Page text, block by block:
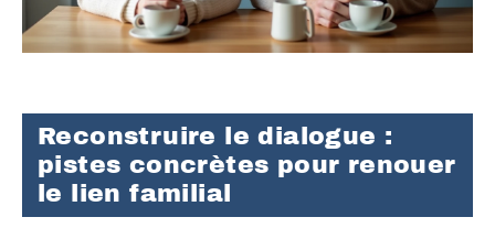
Reconstruire le dialogue :
pistes concrètes pour renouer
le lien familial